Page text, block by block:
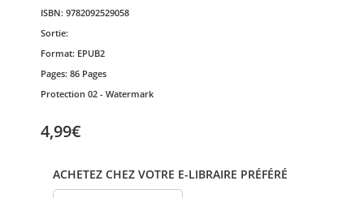
ISBN: 9782092529058
Sortie:
Format: EPUB2
Pages: 86 Pages
Protection 02 - Watermark
4,99€
ACHETEZ CHEZ VOTRE E-LIBRAIRE PRÉFÉRÉ